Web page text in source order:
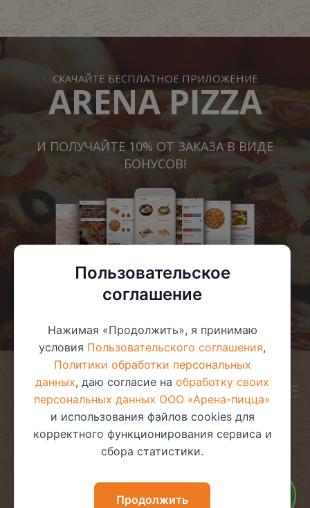
СКАЧАЙТЕ БЕСПЛАТНОЕ ПРИЛОЖЕНИЕ
ARENA PIZZA
И ПОЛУЧАЙТЕ 10% ОТ ЗАКАЗА В ВИДЕ
БОНУСОВ!
© 2025 ООО «Арена-пицца»
УНП 391272611
Магазин зарегистрирован в торговом реестре 08.05.2017 №381622
Политика видеонаблюдения
Политика в отношении
Пользовательское
соглашение
Нажимая «Продолжить», я принимаю
условия Пользовательского соглашения,
Политики обработки персональных
данных, даю согласие на обработку своих
персональных данных ООО «Арена-пицца»
и использования файлов cookies для
корректного функционирования сервиса и
сбора статистики.
Продолжить